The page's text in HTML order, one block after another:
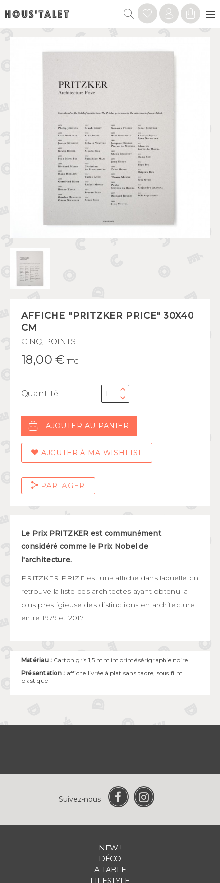
AFFICHE "PRITZKER PRICE" 30X40
CM
CINQ POINTS
18,00 € TTC
Quantité
AJOUTER AU PANIER
AJOUTER À MA WISHLIST
PARTAGER
Le Prix PRITZKER est communément
considéré comme le Prix Nobel de
l'architecture.
PRITZKER PRIZE est une affiche dans laquelle on
retrouve la liste des architectes ayant obtenu la
plus prestigieuse des distinctions en architecture
entre 1979 et 2017.
Matériau : Carton gris 1,5 mm imprimé sérigraphie noire
Présentation : affiche livrée à plat sans cadre, sous film
plastique
Suivez-nous
NEW !
DÉCO
A TABLE
LIFESTYLE